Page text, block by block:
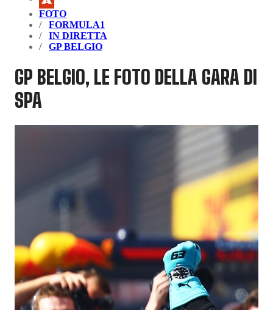
FOTO
FORMULA1
IN DIRETTA
GP BELGIO
GP BELGIO, LE FOTO DELLA GARA DI
SPA